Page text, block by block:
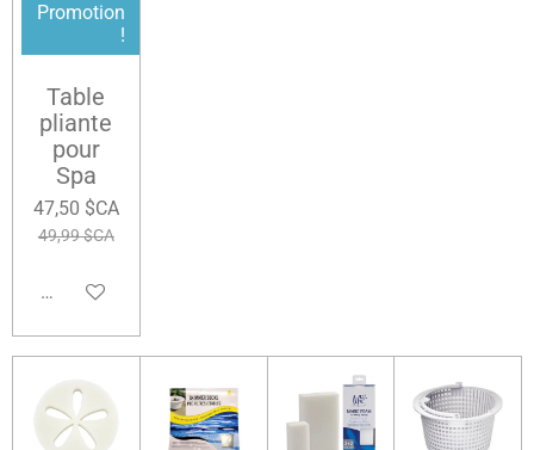
Promotion
!
Table
pliante
pour
Spa
47,50 $CA
49,99 $CA
Ajouter au panier